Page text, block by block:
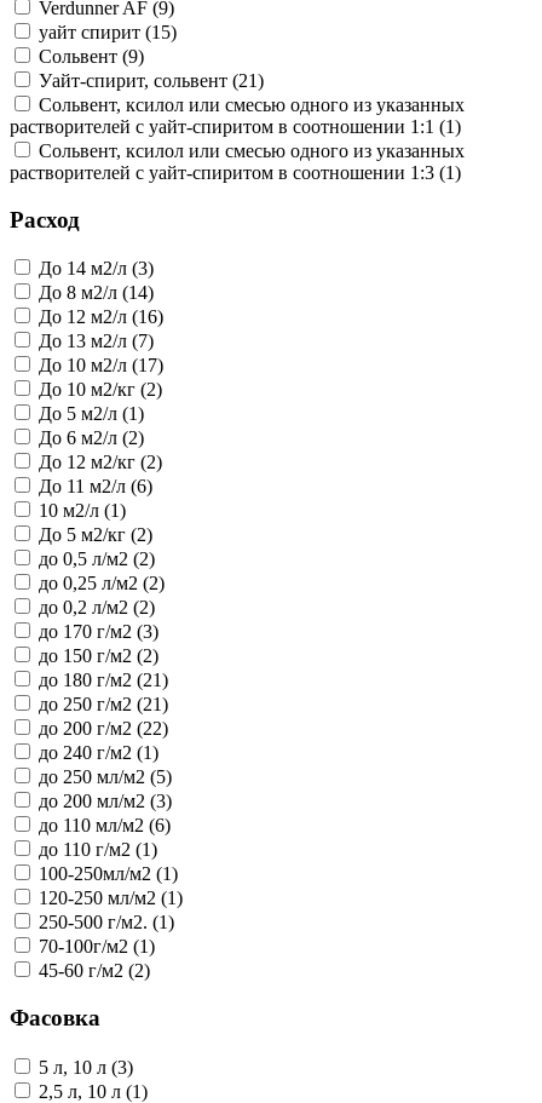
Verdunner AF (9)
уайт спирит (15)
Сольвент (9)
Уайт-спирит, сольвент (21)
Сольвент, ксилол или смесью одного из указанных
растворителей с уайт-спиритом в соотношении 1:1 (1)
Сольвент, ксилол или смесью одного из указанных
растворителей с уайт-спиритом в соотношении 1:3 (1)
Расход
До 14 м2/л (3)
До 8 м2/л (14)
До 12 м2/л (16)
До 13 м2/л (7)
До 10 м2/л (17)
До 10 м2/кг (2)
До 5 м2/л (1)
До 6 м2/л (2)
До 12 м2/кг (2)
До 11 м2/л (6)
10 м2/л (1)
До 5 м2/кг (2)
до 0,5 л/м2 (2)
до 0,25 л/м2 (2)
до 0,2 л/м2 (2)
до 170 г/м2 (3)
до 150 г/м2 (2)
до 180 г/м2 (21)
до 250 г/м2 (21)
до 200 г/м2 (22)
до 240 г/м2 (1)
до 250 мл/м2 (5)
до 200 мл/м2 (3)
до 110 мл/м2 (6)
до 110 г/м2 (1)
100-250мл/м2 (1)
120-250 мл/м2 (1)
250-500 г/м2. (1)
70-100г/м2 (1)
45-60 г/м2 (2)
Фасовка
5 л, 10 л (3)
2,5 л, 10 л (1)